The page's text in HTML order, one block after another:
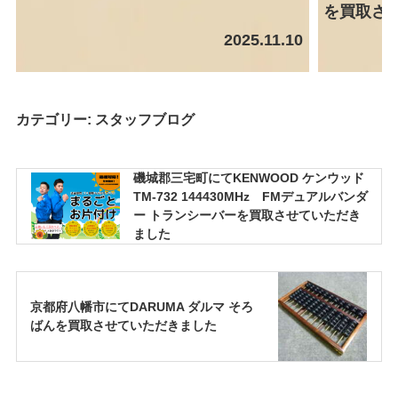
2025.11.10
を買取さ
カテゴリー: スタッフブログ
磯城郡三宅町にてKENWOOD ケンウッド
TM-732 144430MHz FMデュアルバンダ
ー トランシーバーを買取させていただき
ました
京都府八幡市にてDARUMA ダルマ そろ
ばんを買取させていただきました